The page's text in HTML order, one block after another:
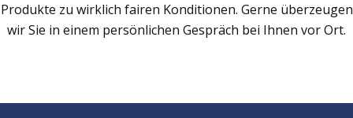
Produkte zu wirklich fairen Konditionen. Gerne überzeugen
wir Sie in einem persönlichen Gespräch bei Ihnen vor Ort.